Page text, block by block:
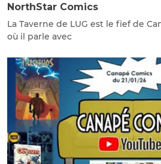
NorthStar Comics
La Taverne de LUG est le fief de
où il parle avec